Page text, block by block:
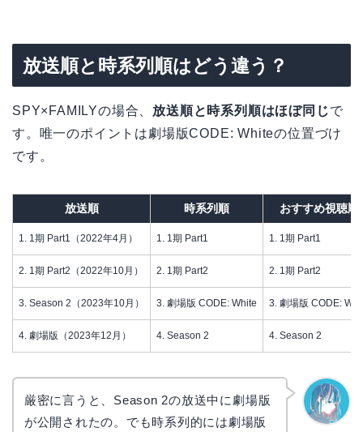
放送順と時系列順はどう違う？
SPY×FAMILYの場合、 放送順と時系列順はほぼ同じで
す。唯一のポイントは劇場版CODE: Whiteの位置づけ
です。
放送順 時系列順 おすすめ視聴順
1. 1期 Part1（2022年4月） 1. 1期 Part1 1. 1期 Part1
2. 1期 Part2（2022年10月） 2. 1期 Part2 2. 1期 Part2
3. Season 2（2023年10月） 3. 劇場版 CODE: White 3. 劇場版 CODE:
4. 劇場版（2023年12月） 4. Season 2 4. Season 2
厳密に言うと、Season 2の放送中に劇場版
が公開されたの。でも時系列的には劇場版